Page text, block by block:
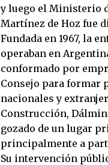
y luego el Ministerio
Martínez de Hoz fue
Fundada en 1967, la
operaban en
conformado por
Consejo para formar
nacionales y
Construcción,
gozado de un lugar
principalmente a
Su intervención